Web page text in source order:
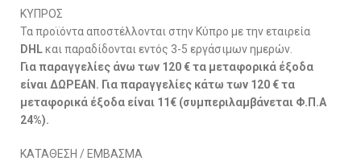
ΚΥΠΡΟΣ
Τα προϊόντα αποστέλλονται στην Κύπρο με την εταιρεία
DHLκαι παραδίδονται εντός 3-5 εργάσιμων ημερών.
Για παραγγελίες άνω των 120 € τα μεταφορικά έξοδα
είναι ΔΩΡΕΑΝ. Για παραγγελίες κάτω των 120 € τα
μεταφορικά έξοδα είναι 11€ (συμπεριλαμβάνεται Φ.Π.Α
24%).
ΚΑΤΑΘΕΣΗ / ΕΜΒΑΣΜΑ